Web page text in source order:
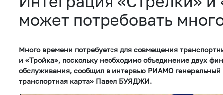
может потребовать
Много времени потребуется для совмещения
и «Тройка», поскольку необходимо объединение двух
обслуживания, сообщил в интервью РИАМО
транспортная карта» Павел БУЯДЖИ.